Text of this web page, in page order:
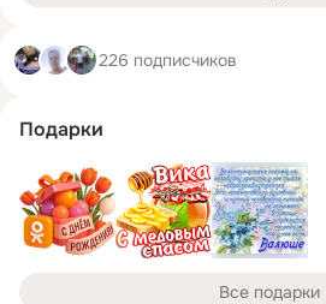
226 подписчиков
Подарки
Все подарки